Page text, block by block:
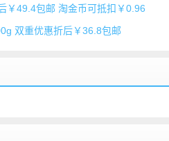
￥49.4包邮 淘金币可抵扣￥0.96
双重优惠折后￥36.8包邮